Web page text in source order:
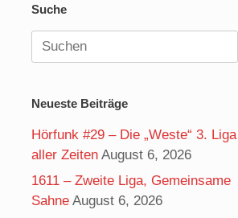
Suche
Suchen
nach:
Neueste Beiträge
Hörfunk #29 – Die „Weste“ 3. Liga
aller Zeiten August 6, 2026
1611 – Zweite Liga, Gemeinsame
Sahne August 6, 2026